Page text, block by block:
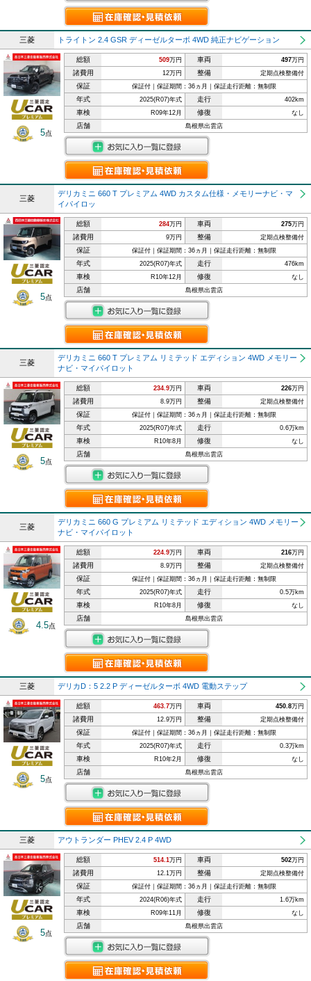
三菱 トライトン 2.4 GSR ディーゼルターボ 4WD 純正ナビゲーション
5点
総額 509万円 車両 497万円
諸費用 12万円 整備 定期点検整備付
保証 保証付｜保証期間：36ヵ月｜保証走行距離：無制限
年式 2025(R07)年式 走行 402km
車検 R09年12月 修復 なし
店舗 島根県出雲店
三菱
デリカミニ 660 T プレミアム 4WD カスタム仕様・メモリーナビ・マ
イパイロッ
5点
総額 284万円 車両 275万円
諸費用 9万円 整備 定期点検整備付
保証 保証付｜保証期間：36ヵ月｜保証走行距離：無制限
年式 2025(R07)年式 走行 476km
車検 R10年12月 修復 なし
店舗 島根県出雲店
三菱
デリカミニ 660 T プレミアム リミテッド エディション 4WD メモリー
ナビ・マイパイロット
5点
総額 234.9万円 車両 226万円
諸費用 8.9万円 整備 定期点検整備付
保証 保証付｜保証期間：36ヵ月｜保証走行距離：無制限
年式 2025(R07)年式 走行 0.6万km
車検 R10年8月 修復 なし
店舗 島根県出雲店
三菱
デリカミニ 660 G プレミアム リミテッド エディション 4WD メモリー
ナビ・マイパイロット
4.5点
総額 224.9万円 車両 216万円
諸費用 8.9万円 整備 定期点検整備付
保証 保証付｜保証期間：36ヵ月｜保証走行距離：無制限
年式 2025(R07)年式 走行 0.5万km
車検 R10年8月 修復 なし
店舗 島根県出雲店
三菱 デリカD：5 2.2 P ディーゼルターボ 4WD 電動ステップ
5点
総額 463.7万円 車両 450.8万円
諸費用 12.9万円 整備 定期点検整備付
保証 保証付｜保証期間：36ヵ月｜保証走行距離：無制限
年式 2025(R07)年式 走行 0.3万km
車検 R10年2月 修復 なし
店舗 島根県出雲店
三菱 アウトランダー PHEV 2.4 P 4WD
5点
総額 514.1万円 車両 502万円
諸費用 12.1万円 整備 定期点検整備付
保証 保証付｜保証期間：36ヵ月｜保証走行距離：無制限
年式 2024(R06)年式 走行 1.6万km
車検 R09年11月 修復 なし
店舗 島根県出雲店